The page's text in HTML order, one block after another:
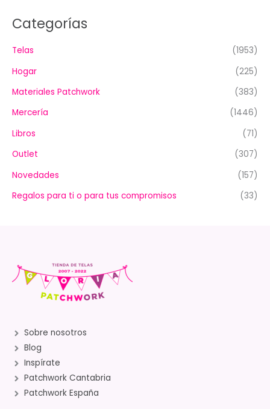
Categorías
Telas
(1953)
Hogar
(225)
Materiales Patchwork
(383)
Mercería
(1446)
Libros
(71)
Outlet
(307)
Novedades
(157)
Regalos para ti o para tus compromisos
(33)
Sobre nosotros
Blog
Inspírate
Patchwork Cantabria
Patchwork España